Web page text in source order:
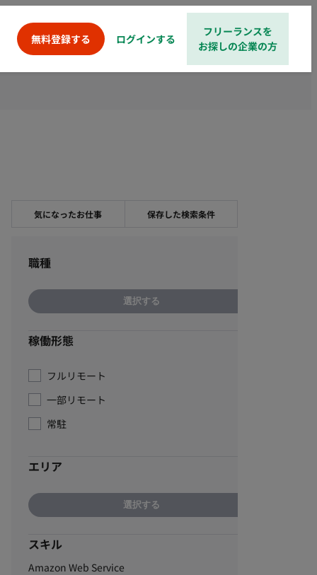
無料登録する ログインする
フリーランスを
お探しの企業の方
気になったお仕事 保存した検索条件
職種
選択する
稼働形態
フルリモート
一部リモート
常駐
エリア
選択する
スキル
Amazon Web Service